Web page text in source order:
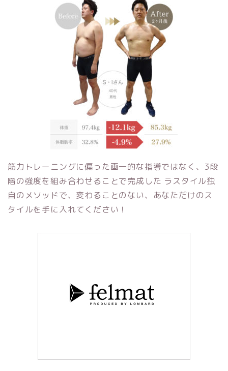
筋力トレーニングに偏った画一的な指導ではなく、3段
階の強度を組み合わせることで完成した ラスタイル独
自のメソッドで、変わることのない、あなただけのス
タイルを手に入れてください！